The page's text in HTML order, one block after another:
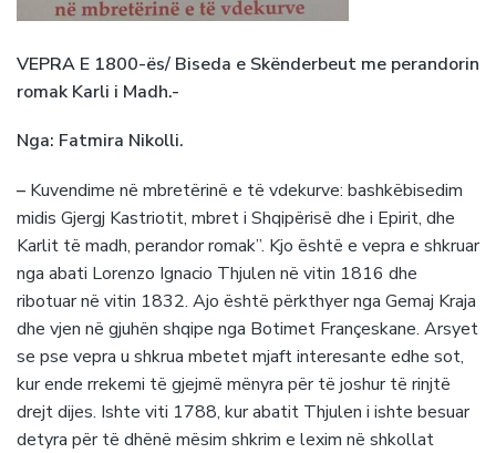
VEPRA E 1800-ës/ Biseda e Skënderbeut me perandorin
romak Karli i Madh.-
Nga: Fatmira Nikolli.
– Kuvendime në mbretërinë e të vdekurve: bashkëbisedim
midis Gjergj Kastriotit, mbret i Shqipërisë dhe i Epirit, dhe
Karlit të madh, perandor romak”. Kjo është e vepra e shkruar
nga abati Lorenzo Ignacio Thjulen në vitin 1816 dhe
ribotuar në vitin 1832. Ajo është përkthyer nga Gemaj Kraja
dhe vjen në gjuhën shqipe nga Botimet Françeskane. Arsyet
se pse vepra u shkrua mbetet mjaft interesante edhe sot,
kur ende rrekemi të gjejmë mënyra për të joshur të rinjtë
drejt dijes. Ishte viti 1788, kur abatit Thjulen i ishte besuar
detyra për të dhënë mësim shkrim e lexim në shkollat